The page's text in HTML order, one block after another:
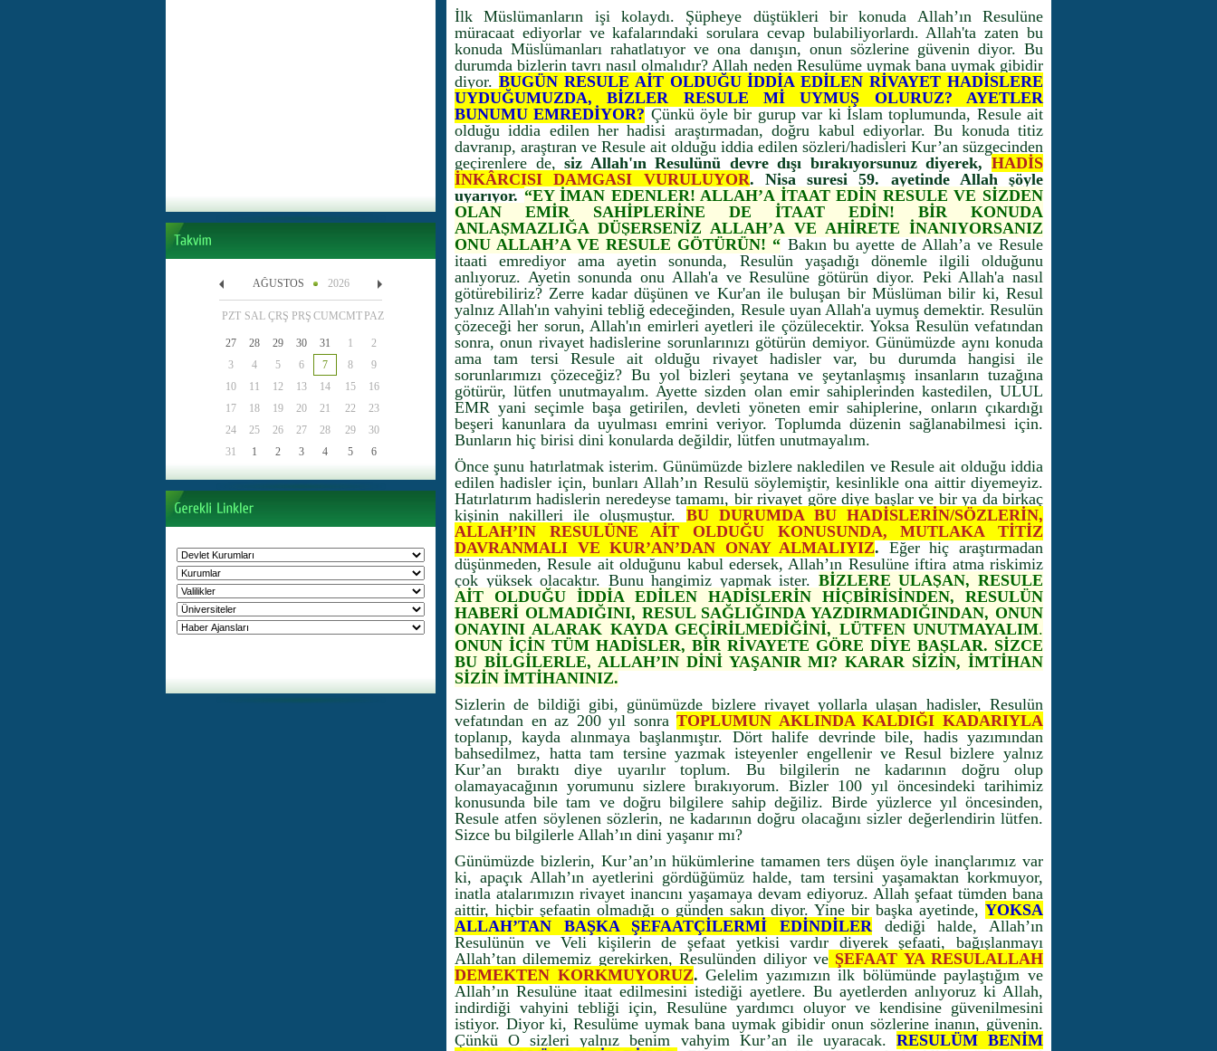
İlk Müslümanların işi kolaydı. Şüpheye düştükleri bir konuda Allah’ın Resulüne
müracaat ediyorlar ve kafalarındaki sorulara cevap bulabiliyorlardı. Allah'ta zaten bu
konuda Müslümanları rahatlatıyor ve ona danışın, onun sözlerine güvenin diyor. Bu
durumda bizlerin tavrı nasıl olmalıdır? Allah neden Resulüme uymak bana uymak gibidir
diyor. BUGÜN RESULE AİT OLDUĞU İDDİA EDİLEN RİVAYET HADİSLERE
UYDUĞUMUZDA, BİZLER RESULE Mİ UYMUŞ OLURUZ? AYETLER
BUNUMU EMREDİYOR? Çünkü öyle bir gurup var ki İslam toplumunda, Resule ait
olduğu iddia edilen her hadisi araştırmadan, doğru kabul ediyorlar. Bu konuda titiz
davranıp, araştıran ve Resule ait olduğu iddia edilen sözleri/hadisleri Kur’an süzgecinden
geçirenlere de, siz Allah'ın Resulünü devre dışı bırakıyorsunuz diyerek,HADİS
İNKÂRCISI DAMGASI VURULUYOR. Nisa suresi 59. ayetinde Allah şöyle
uyarıyor. “EY İMAN EDENLER! ALLAH’A İTAAT EDİN RESULE VE SİZDEN
OLAN EMİR SAHİPLERİNE DE İTAAT EDİN! BİR KONUDA
ANLAŞMAZLIĞA DÜŞERSENİZ ALLAH’A VE AHİRETE İNANIYORSANIZ
ONU ALLAH’A VE RESULE GÖTÜRÜN! “ Bakın bu ayette de Allah’a ve Resule
itaati emrediyor ama ayetin sonunda, Resulün yaşadığı dönemle ilgili olduğunu
anlıyoruz. Ayetin sonunda onu Allah'a ve Resulüne götürün diyor. Peki Allah'a nasıl
götürebiliriz? Zerre kadar düşünen ve Kur'an ile buluşan bir Müslüman bilir ki, Resul
yalnız Allah'ın vahyini tebliğ edeceğinden, Resule uyan Allah'a uymuş demektir. Resulün
çözeceği her sorun, Allah'ın emirleri ayetleri ile çözülecektir. Yoksa Resulün vefatından
sonra, onun rivayet hadislerine sorunlarınızı götürün demiyor. Günümüzde aynı konuda
ama tam tersi Resule ait olduğu rivayet hadisler var, bu durumda hangisi ile
sorunlarımızı çözeceğiz? Bu yol bizleri şeytana ve şeytanlaşmış insanların tuzağına
götürür, lütfen unutmayalım. Ayette sizden olan emir sahiplerinden kastedilen, ULUL
EMR yani seçimle başa getirilen, devleti yöneten emir sahiplerine, onların çıkardığı
beşeri kanunlara da uyulması emrini veriyor. Toplumda düzenin sağlanabilmesi için.
Bunların hiç birisi dini konularda değildir, lütfen unutmayalım.
Önce şunu hatırlatmak isterim. Günümüzde bizlere nakledilen ve Resule ait olduğu iddia
edilen hadisler için, bunları Allah’ın Resulü söylemiştir, kesinlikle ona aittir diyemeyiz.
Hatırlatırım hadislerin neredeyse tamamı, bir rivayet göre diye başlar ve bir ya da birkaç
kişinin nakilleri ile oluşmuştur. BU DURUMDA BU HADİSLERİN/SÖZLERİN,
ALLAH’IN RESULÜNE AİT OLDUĞU KONUSUNDA, MUTLAKA TİTİZ
DAVRANMALI VE KUR’AN’DAN ONAY ALMALIYIZ. Eğer hiç araştırmadan
düşünmeden, Resule ait olduğunu kabul edersek, Allah’ın Resulüne iftira atma riskimiz
çok yüksek olacaktır. Bunu hangimiz yapmak ister. BİZLERE ULAŞAN, RESULE
AİT OLDUĞU İDDİA EDİLEN HADİSLERİN HİÇBİRİSİNDEN, RESULÜN
HABERİ OLMADIĞINI, RESUL SAĞLIĞINDA YAZDIRMADIĞINDAN, ONUN
ONAYINI ALARAK KAYDA GEÇİRİLMEDİĞİNİ, LÜTFEN UNUTMAYALIM.
ONUN İÇİN TÜM HADİSLER, BİR RİVAYETE GÖRE DİYE BAŞLAR. SİZCE
BU BİLGİLERLE, ALLAH’IN DİNİ YAŞANIR MI? KARAR SİZİN, İMTİHAN
SİZİN İMTİHANINIZ.
Sizlerin de bildiği gibi, günümüzde bizlere rivayet yollarla ulaşan hadisler, Resulün
vefatından en az 200 yıl sonraTOPLUMUN AKLINDA KALDIĞI KADARIYLA
toplanıp, kayda alınmaya başlanmıştır. Dört halife devrinde bile, hadis yazımından
bahsedilmez, hatta tam tersine yazmak isteyenler engellenir ve Resul bizlere yalnız
Kur’an bıraktı diye uyarılır toplum. Bu bilgilerin ne kadarının doğru olup
olamayacağının yorumunu sizlere bırakıyorum. Bizler 100 yıl öncesindeki tarihimiz
konusunda bile tam ve doğru bilgilere sahip değiliz. Birde yüzlerce yıl öncesinden,
Resule atfen söylenen sözlerin, ne kadarının doğru olacağını sizler değerlendirin lütfen.
Sizce bu bilgilerle Allah’ın dini yaşanır mı?
Günümüzde bizlerin, Kur’an’ın hükümlerine tamamen ters düşen öyle inançlarımız var
ki, apaçık Allah’ın ayetlerini gördüğümüz halde, tam tersini yaşamaktan korkmuyor,
inatla atalarımızın rivayet inancını yaşamaya devam ediyoruz. Allah şefaat tümden bana
aittir, hiçbir şefaatin olmadığı o günden sakın diyor. Yine bir başka ayetinde, YOKSA
ALLAH’TAN BAŞKA ŞEFAATÇİLERMİ EDİNDİLERdediği halde, Allah’ın
Resulünün ve Veli kişilerin de şefaat yetkisi vardır diyerek şefaati, bağışlanmayı
Allah’tan dilememiz gerekirken, Resulünden diliyor ve ŞEFAAT YA RESULALLAH
DEMEKTEN KORKMUYORUZ.Gelelim yazımızın ilk bölümünde paylaştığım ve
Allah’ın Resulüne itaat edilmesini istediği ayetlere. Bu ayetlerden anlıyoruz ki Allah,
indirdiği vahyini tebliği için, Resulüne yardımcı oluyor ve kendisine güvenilmesini
istiyor. Diyor ki, Resulüme uymak bana uymak gibidir onun sözlerine inanın, güvenin.
Çünkü O sizleri yalnız benim vahyim Kur’an ile uyaracak. RESULÜM BENİM